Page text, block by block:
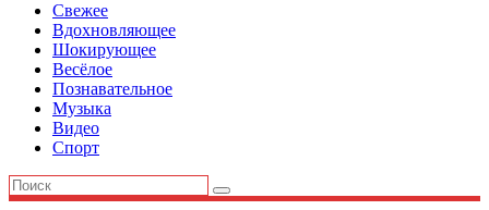
Свежее
Вдохновляющее
Шокирующее
Весёлое
Познавательное
Музыка
Видео
Спорт